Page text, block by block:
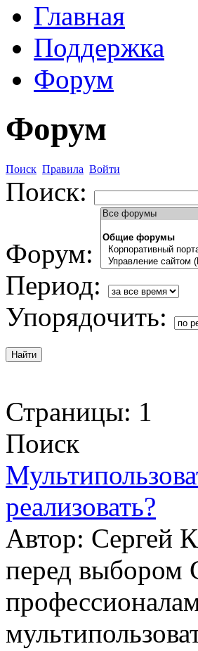
Главная
Поддержка
Форум
Форум
Поиск Правила Войти
Поиск:
Форум:
Период:
Упорядочить:
Страницы: 1
Поиск
реализовать?
Автор: Сергей
перед выбором